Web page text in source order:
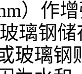
）作
璃钢
玻璃钢